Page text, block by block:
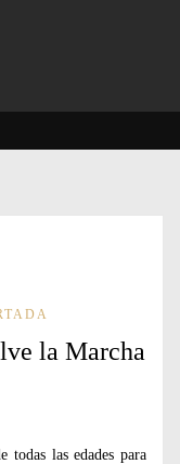
la Marcha
todas las edades para